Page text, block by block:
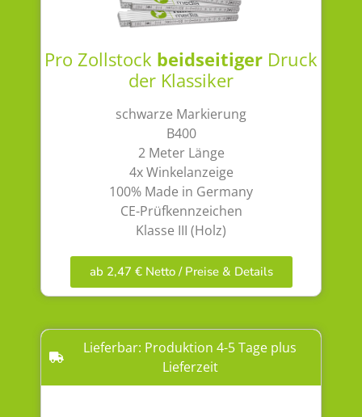
Pro Zollstock beidseitiger Druck
der Klassiker
schwarze Markierung
B400
2 Meter Länge
4x Winkelanzeige
100% Made in Germany
CE-Prüfkennzeichen
Klasse III (Holz)
ab 2,47 € Netto / Preise & Details
Lieferbar: Produktion 4-5 Tage plus
Lieferzeit